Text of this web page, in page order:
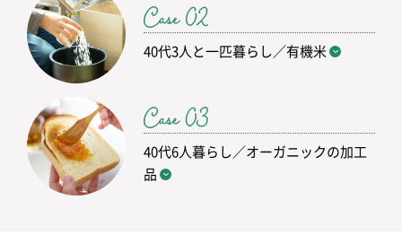
40代3人と一匹暮らし／有機米
40代6人暮らし／オーガニックの加工
品